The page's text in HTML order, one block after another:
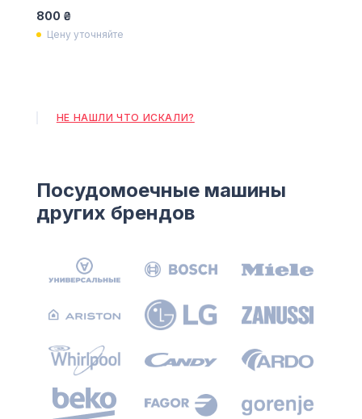
800 ₴
Цену уточняйте
НЕ НАШЛИ ЧТО ИСКАЛИ?
Посудомоечные машины
других брендов